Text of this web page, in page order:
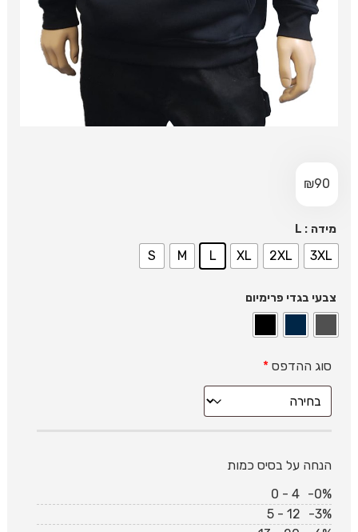
₪90
מידה : L
3XL
2XL
XL
L
M
S
צבעי בגדי פרימיום
סוג ההדפס *
הנחה על בסיס כמות
0 - 4 -0%
5 - 12
-3%